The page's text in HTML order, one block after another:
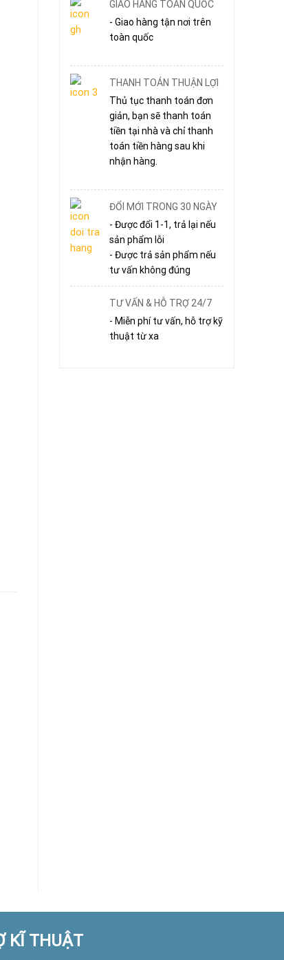
GIAO HÀNG TOÀN QUỐC
- Giao hàng tận nơi trên
toàn quốc
THANH TOÁN THUẬN LỢI
Thủ tục thanh toán đơn
giản, bạn sẽ thanh toán
tiền tại nhà và chỉ thanh
toán tiền hàng sau khi
nhận hàng.
ĐỔI MỚI TRONG 30 NGÀY
- Được đổi 1-1, trả lại nếu
sản phẩm lỗi
- Được trả sản phẩm nếu
tư vấn không đúng
TƯ VẤN & HỖ TRỢ 24/7
- Miễn phí tư vấn, hỗ trợ kỹ
thuật từ xa
KĨ THUẬT